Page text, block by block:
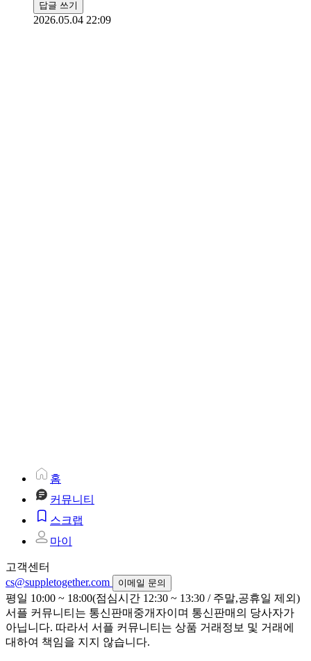
답글 쓰기
2026.05.04 22:09
홈
커뮤니티
스크랩
마이
고객센터
cs@suppletogether.com
이메일 문의
평일 10:00 ~ 18:00(점심시간 12:30 ~ 13:30 / 주말,공휴일 제외)
서플 커뮤니티는 통신판매중개자이며 통신판매의 당사자가
아닙니다. 따라서 서플 커뮤니티는 상품 거래정보 및 거래에
대하여 책임을 지지 않습니다.